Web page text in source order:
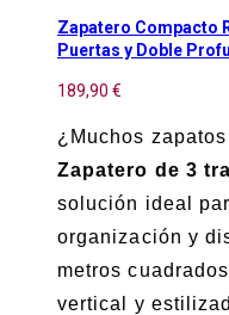
Zapatero Compacto
Puertas y Doble
189,90 €
¿Muchos
Zapatero de 3
solución ideal
organización y
metros
vertical y